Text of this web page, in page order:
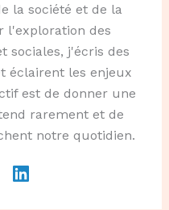
la société et de la
l'exploration des
sociales, j'écris des
éclairent les enjeux
est de donner une
rarement et de
notre quotidien.